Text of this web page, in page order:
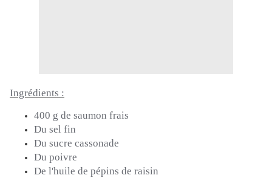
Ingrédients :
400 g de saumon frais
Du sel fin
Du sucre cassonade
Du poivre
De l'huile de pépins de raisin